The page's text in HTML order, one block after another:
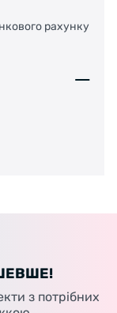
рахунку
з потрібних